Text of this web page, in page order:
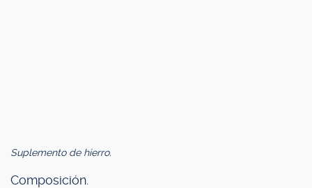
Suplemento de hierro.
Composición.